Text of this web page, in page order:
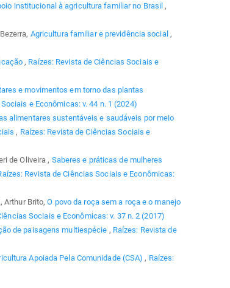
institucional à agricultura familiar no Brasil ,
Agricultura familiar e previdência social ,
, Raízes: Revista de Ciências Sociais e
e movimentos em torno das plantas
e Econômicas: v. 44 n. 1 (2024)
alimentares sustentáveis e saudáveis por meio
, Raízes: Revista de Ciências Sociais e
de Oliveira , Saberes e práticas de mulheres
Revista de Ciências Sociais e Econômicas:
Arthur Brito,O povo da roça sem a roça e o manejo
Sociais e Econômicas: v. 37 n. 2 (2017)
de paisagens multiespécie , Raízes: Revista de
Apoiada Pela Comunidade (CSA) , Raízes: